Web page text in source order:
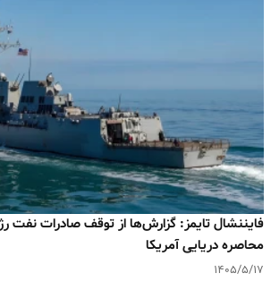
فایننشال تایمز: گزارش‌ها از توقف صادرات نفت
محاصره دریایی آمریکا
۱۴۰۵/۵/۱۷